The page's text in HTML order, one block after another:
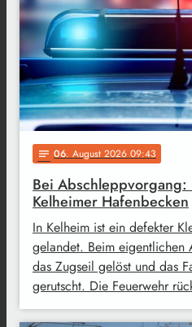
notes 06. August 2026 09:43
Bei Abschleppvorgang:
Kelheimer Hafenbecken
In Kelheim ist ein defekter
gelandet. Beim eigentlichen
das Zugseil gelöst und das
gerutscht. Die Feuerwehr